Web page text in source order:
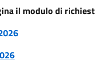
il modulo di